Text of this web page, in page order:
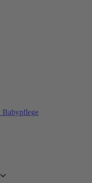
Babypflege